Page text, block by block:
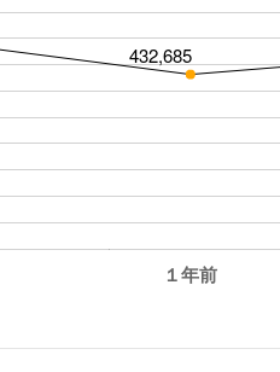
１年前
432,685